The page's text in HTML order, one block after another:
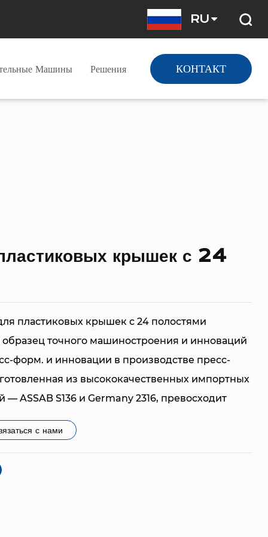
RU
Машины Решения КОНТАКТ
крышек с 24
пластиковых крышек с 24 полостями
образец точного машиностроения и инноваций
форм. и инновации в производстве пресс-
из высококачественных импортных
ASSAB S136 и Germany 2316, превосходит
ASSAB S136 и Germany 2316 обеспечивает
форм. Эти материалы известны своей
коррозионной стойкостью и
с нами